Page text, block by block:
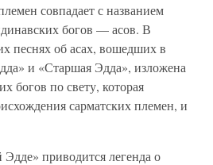
совпадает с названием
богов — асов. В
песнях об асах, вошедших в
и «Старшая Эдда», изложена
богов по свету, которая
сарматских племен, и
приводится легенда о